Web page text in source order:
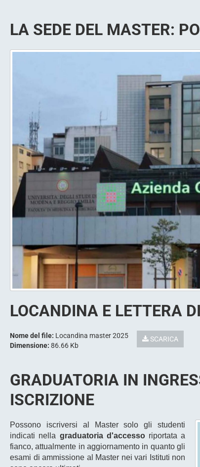
LA SEDE DEL MASTER:
LOCANDINA E LETTERA
Nome del file: Locandina master 2025
Dimensione: 86.66 Kb
SCARICA
GRADUATORIA IN
ISCRIZIONE
Possono iscriversi al Master solo gli studenti
indicati nella graduatoria d'accesso riportata a
fianco, attualmente in aggiornamento in quanto gli
esami di ammissione al Master nei vari Istituti non